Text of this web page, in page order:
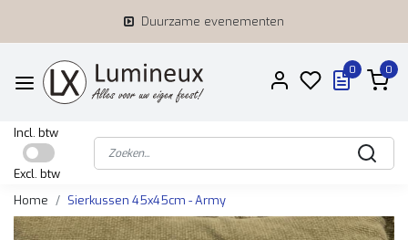
Duurzame evenementen
0 0
Incl. btw
Excl. btw
Home
Sierkussen 45x45cm - Army